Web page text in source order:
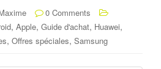
0 Comments
, Apple, Guide d'achat, Huawei,
, Offres spéciales, Samsung